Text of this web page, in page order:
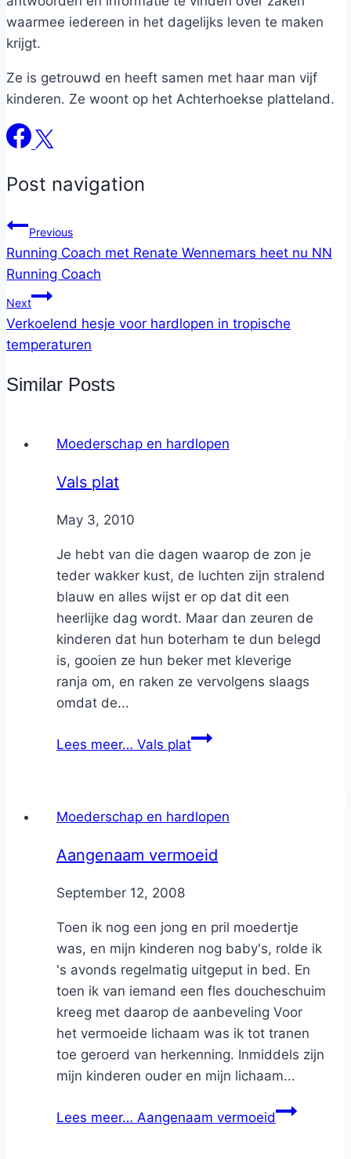
waarmee iedereen in het dagelijks leven te maken
krijgt.
Ze is getrouwd en heeft samen met haar man vijf
kinderen. Ze woont op het Achterhoekse platteland.
Post navigation
Previous
Running Coach met Renate Wennemars heet nu NN
Running Coach
Next
Verkoelend hesje voor hardlopen in tropische
temperaturen
Similar Posts
Moederschap en hardlopen
Vals plat
ByNicole
May 3, 2010
Je hebt van die dagen waarop de zon je
teder wakker kust, de luchten zijn stralend
blauw en alles wijst er op dat dit een
heerlijke dag wordt. Maar dan zeuren de
kinderen dat hun boterham te dun belegd
is, gooien ze hun beker met kleverige
ranja om, en raken ze vervolgens slaags
omdat de...
Lees meer… Vals plat
Moederschap en hardlopen
Aangenaam vermoeid
ByNicole
September 12, 2008
Toen ik nog een jong en pril moedertje
was, en mijn kinderen nog baby's, rolde ik
's avonds regelmatig uitgeput in bed. En
toen ik van iemand een fles doucheschuim
kreeg met daarop de aanbeveling Voor
het vermoeide lichaam was ik tot tranen
toe geroerd van herkenning. Inmiddels zijn
mijn kinderen ouder en mijn lichaam...
Lees meer… Aangenaam vermoeid